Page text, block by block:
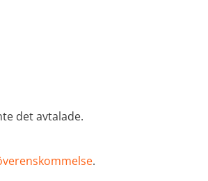
det avtalade.
.